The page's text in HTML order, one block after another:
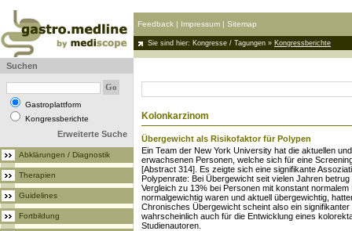
Feedback | Impressum | Sitemap
Sie sind hier: Kongresse / Tagungen » Kongressberichte
Suchen
Gastroplattform
Kongressberichte
Erweiterte Suche
Abklärungen / Diagnostik
Therapien
Guidelines
Fortbildung
Kolonkarzinom
Übergewicht als Risikofaktor für Polypen
Ein Team der New York University hat die aktuellen
erwachsenen Personen, welche sich für eine
[Abstract 314]. Es zeigte sich eine signifikante
Polypenrate: Bei Übergewicht seit vielen Jahren
Vergleich zu 13% bei Personen mit konstant
normalgewichtig waren und aktuell übergewichtig,
Chronisches Übergewicht scheint also ein
wahrscheinlich auch für die Entwicklung eines
Studienautoren.